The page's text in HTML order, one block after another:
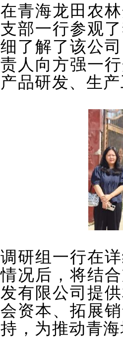
在青海龙田农
支部一行参观
细了解了该公
责人向方强一
产品研发、生
调研组一行在
情况后，将结
发有限公司提
会资本、拓展
持，为推动青